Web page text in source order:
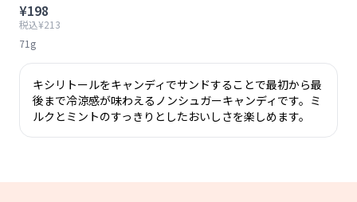
¥198
税込¥213
71g
キシリトールをキャンディでサンドすることで最初から最
後まで冷涼感が味わえるノンシュガーキャンディです。ミ
ルクとミントのすっきりとしたおいしさを楽しめます。